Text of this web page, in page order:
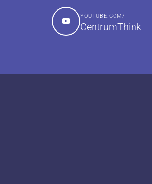
YOUTUBE.COM/
CentrumThink